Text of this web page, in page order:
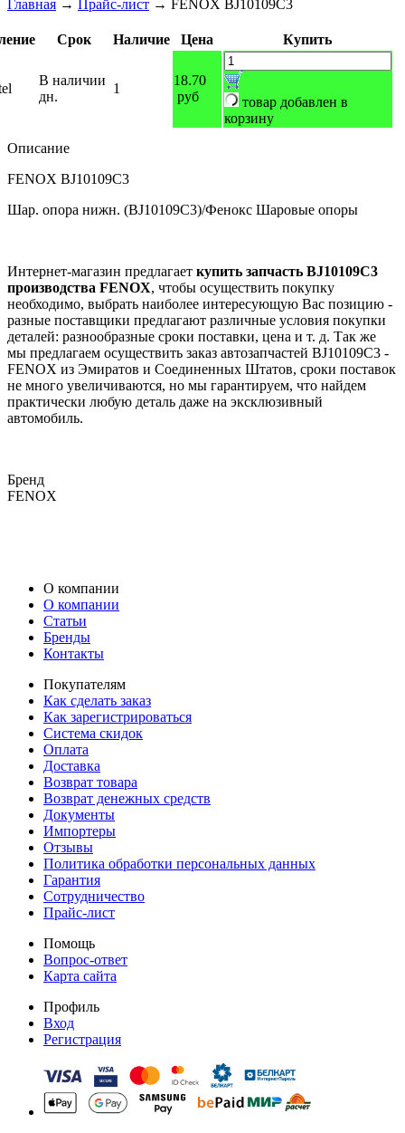
Главная → Прайс-лист → FENOX BJ10109C3
Срок Наличие Цена Купить
В наличии
дн.
1
18.70
руб
товар добавлен в
корзину
Описание
FENOX BJ10109C3
Шар. опора нижн. (BJ10109C3)/Фенокс Шаровые опоры
Интернет-магазин предлагает купить запчасть BJ10109C3
производства FENOX, чтобы осуществить покупку
необходимо, выбрать наиболее интересующую Вас позицию -
разные поставщики предлагают различные условия покупки
деталей: разнообразные сроки поставки, цена и т. д. Так же
мы предлагаем осуществить заказ автозапчастей BJ10109C3 -
FENOX из Эмиратов и Соединенных Штатов, сроки поставок
не много увеличиваются, но мы гарантируем, что найдем
практически любую деталь даже на эксклюзивный
автомобиль.
Бренд
FENOX
О компании
О компании
Статьи
Бренды
Контакты
Покупателям
Как сделать заказ
Как зарегистрироваться
Система скидок
Оплата
Доставка
Возврат товара
Возврат денежных средств
Документы
Импортеры
Отзывы
Политика обработки персональных данных
Гарантия
Сотрудничество
Прайс-лист
Помощь
Вопрос-ответ
Карта сайта
Профиль
Вход
Регистрация